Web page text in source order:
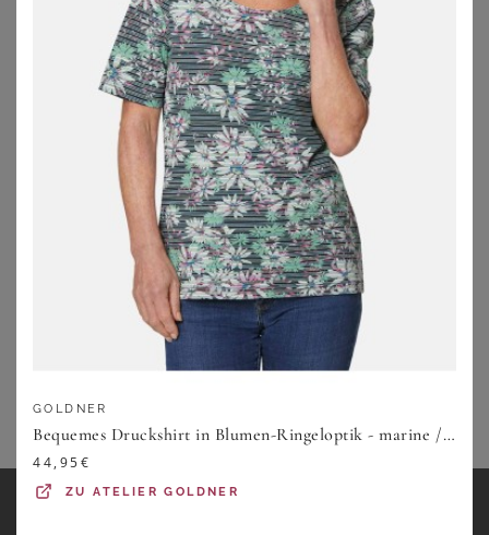
enorm hohen Tragekomfort bei.
Natürlich gibt es aber auch in großen Größen figurnahe
Maxikleider. Wickelkleider, zum Beispiel, betonen eine
Sanduhr- oder Birnenfigur mit schmaler Taille perfekt.
Auch ein körperbetonter Schnitt, wie es ihn oft bei
Etuilkeidern gibt, kann in Maxilänge zu finden sein und
versprüht oft ein wenig mehr Eleganz als die bauchigen
Für Wickelkleider und Etuikleider haben wir übrigens
auch jeweils eigene Kategorien. Unabhängig von der
Länge findest Du hierWickelkleider in großen Größen
mit ihrem figurschmeichelnden Schnitt besonders die
weibliche Silhouette betonen, oder
Etuikleider in großen
, die zum Beispiel einer der Dauerbrenner fürs
Büro sind.
GOLDNER
Bequemes Druckshirt in Blumen-Ringeloptik - marine / mint / gemustert - Gr. 25 von Goldner Fashion
44,95€
ZUATELIER GOLDNER
FOLGE WUNDERCURVES